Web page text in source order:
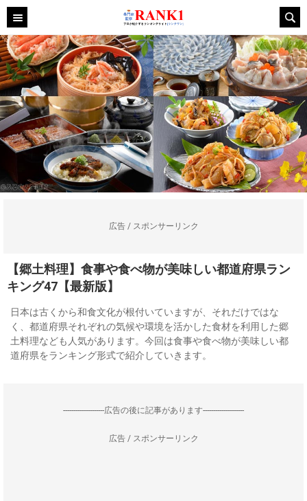
広告 / スポンサーリンク
【郷土料理】食事や食べ物が美味しい都道府県ラン
キング47【最新版】
日本は古くから和食文化が根付いていますが、それだけではな
く、都道府県それぞれの気候や環境を活かした食材を利用した郷
土料理なども人気があります。今回は食事や食べ物が美味しい都
道府県をランキング形式で紹介していきます。
--------------------広告の後に記事があります--------------------
広告 / スポンサーリンク